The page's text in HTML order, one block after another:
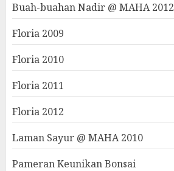
Buah-buahan Nadir @ MAHA 2012
Floria 2009
Floria 2010
Floria 2011
Floria 2012
Laman Sayur @ MAHA 2010
Pameran Keunikan Bonsai